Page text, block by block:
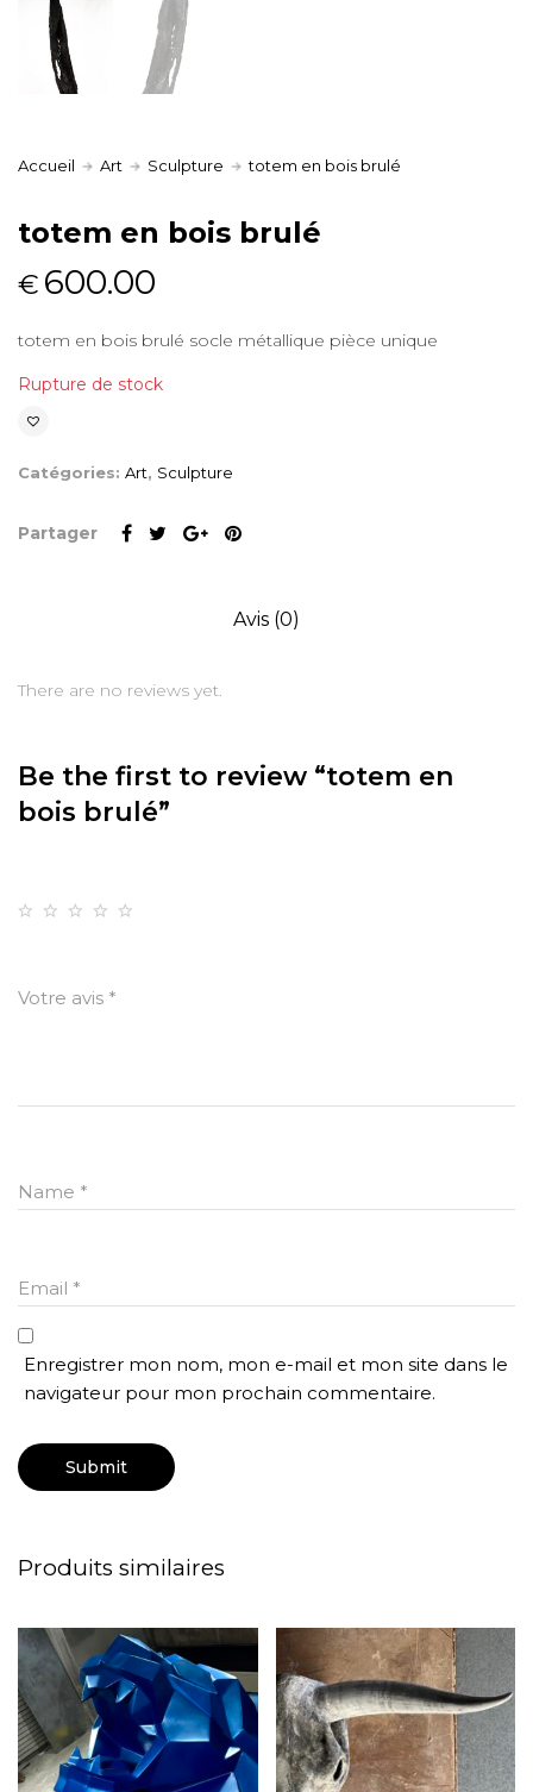
Accueil Art Sculpture totem en bois brulé
totem en bois brulé
€ 600.00
totem en bois brulé socle métallique pièce unique
Rupture de stock
Catégories: Art, Sculpture
Partager
Avis (0)
There are no reviews yet.
Be the first to review “totem en
bois brulé”
Votre avis *
Name *
Email *
Enregistrer mon nom, mon e-mail et mon site dans le
navigateur pour mon prochain commentaire.
Produits similaires